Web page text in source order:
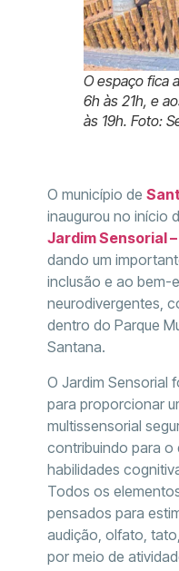
O espaço fica
6h às 21h, e
às 19h. Foto:
O município de
inaugurou no início
Jardim Sensorial
dando um
inclusão e ao bem-
neurodivergentes,
dentro do Parque
Santana.
O Jardim Sensorial
para proporcionar
multissensorial
contribuindo para o
habilidades
Todos os
pensados para
audição, olfato,
por meio de